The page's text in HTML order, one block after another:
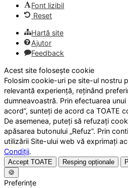
Font lizibil
Reset
Hartă site
Ajutor
Feedback
Acest site folosește cookie
Folosim cookie-uri pe site-ul nostru
relevantă experiență, reținând
dumneavoastră. Prin efectuarea
acord”, sunteți de acord ca TOATE
De asemenea, puteți să refuzați
apăsarea butonului „Refuz”. Prin
utilizării Site-ului web vă exprimați
Condiții.
Accept TOATE Resping opționale
🍪
Preferințe